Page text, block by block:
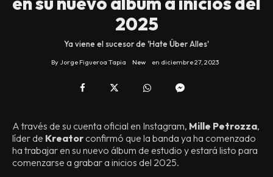
2025
Ya viene el sucesor de 'Hate Über Alles'
By Jorge Figueroa Tapia New en diciembre 27, 2023
A través de su cuenta oficial en Instagram, Mille Petrozza,
líder de Kreator confirmó que la banda ya ha comenzado
ha trabajar en su nuevo álbum de estudio y estará listo para
comenzarse a grabar a inicios del 2025.